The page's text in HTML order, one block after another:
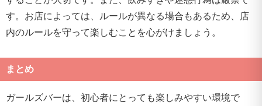
す。お店によっては、ルールが異なる場合もあるため、店
内のルールを守って楽しむことを心がけましょう。
まとめ
ガールズバーは、初心者にとっても楽しみやすい環境で